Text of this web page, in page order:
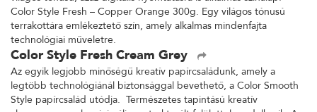
Color Style Fresh – Copper Orange 300g. Egy világos tónusú
terrakottára emlékeztető szín, amely alkalmas mindenfajta
technológiai műveletre.
Color Style Fresh Cream Grey
Az egyik legjobb minőségű kreatív papírcsaládunk, amely a
legtöbb technológiánál biztonsággal bevethető, a Color Smooth
Style papírcsalád utódja. Természetes tapintású kreatív